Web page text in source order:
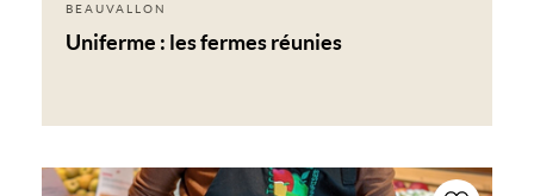
BEAUVALLON
Uniferme : les fermes réunies